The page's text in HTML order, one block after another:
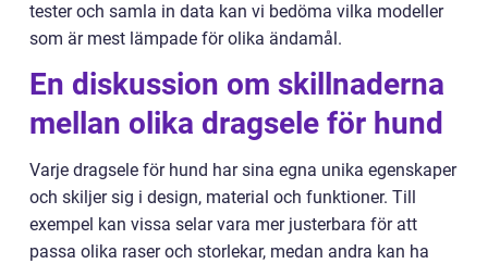
tester och samla in data kan vi bedöma vilka modeller
som är mest lämpade för olika ändamål.
En diskussion om skillnaderna
mellan olika dragsele för hund
Varje dragsele för hund har sina egna unika egenskaper
och skiljer sig i design, material och funktioner. Till
exempel kan vissa selar vara mer justerbara för att
passa olika raser och storlekar, medan andra kan ha